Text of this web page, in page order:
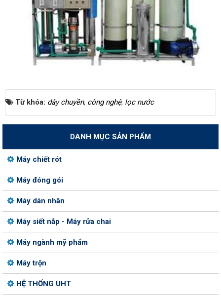
Từ khóa: dây chuyền, công nghệ, lọc nước
DANH MỤC SẢN PHẨM
Máy chiết rót
Máy đóng gói
Máy dán nhãn
Máy siết nắp - Máy rửa chai
Máy ngành mỹ phẩm
Máy trộn
HỆ THỐNG UHT